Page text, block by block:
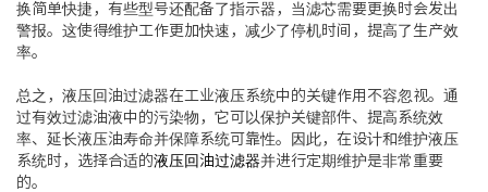
换简单快捷，有些型号还配备了指示器，当滤芯需要更换时会发出
警报。这使得维护工作更加快速，减少了停机时间，提高了生产效
率。
总之，液压回油过滤器在工业液压系统中的关键作用不容忽视。通
过有效过滤油液中的污染物，它可以保护关键部件、提高系统效
率、延长液压油寿命并保障系统可靠性。因此，在设计和维护液压
系统时，选择合适的液压回油过滤器并进行定期维护是非常重要
的。